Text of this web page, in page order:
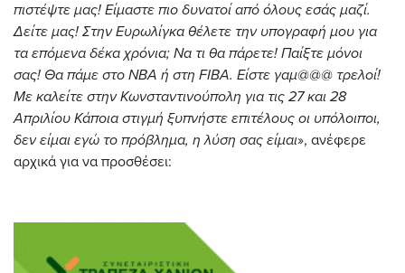
πιστέψτε μας! Είμαστε πιο δυνατοί από όλους εσάς μαζί.
Δείτε μας! Στην Ευρωλίγκα θέλετε την υπογραφή μου για
τα επόμενα δέκα χρόνια; Να τι θα πάρετε! Παίξτε μόνοι
σας! Θα πάμε στο ΝΒΑ ή στη FIBA. Είστε γαμ@@@ τρελοί!
Με καλείτε στην Κωνσταντινούπολη για τις 27 και 28
Απριλίου Κάποια στιγμή ξυπνήστε επιτέλους οι υπόλοιποι,
δεν είμαι εγώ το πρόβλημα, η λύση σας είμαι», ανέφερε
αρχικά για να προσθέσει: